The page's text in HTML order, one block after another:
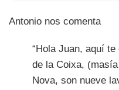
Antonio nos comenta
“Hola Juan, aquí
de la Coixa,
Nova, son nueve